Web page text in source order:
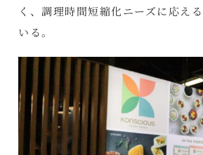
く、調理時間短縮化ニーズに応え
いる。